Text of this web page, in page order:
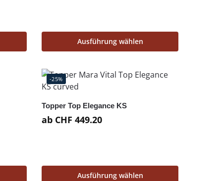
Ausführung wählen
-25%
Topper Top Elegance KS
ab CHF 449.20
Ausführung wählen